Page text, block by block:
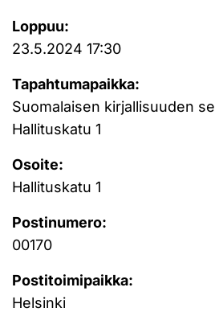
Loppuu:
23.5.2024 17:30
Tapahtumapaikka:
Suomalaisen kirjallisuuden
Hallituskatu 1
Osoite:
Hallituskatu 1
Postinumero:
00170
Postitoimipaikka:
Helsinki